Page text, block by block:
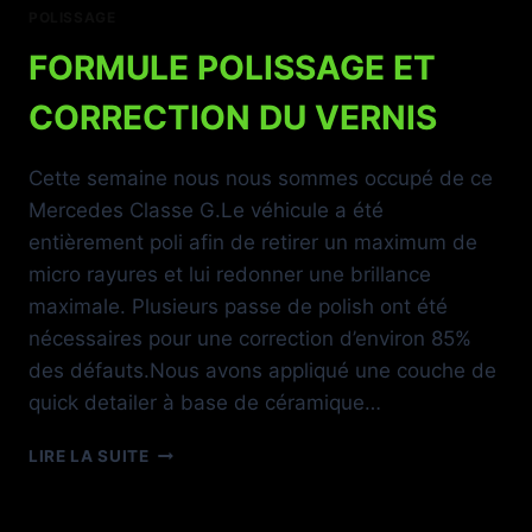
FORMULE POLISSAGE ET
CORRECTION DU VERNIS
Cette semaine nous nous sommes occupé de ce
Mercedes Classe G.Le véhicule a été
entièrement poli afin de retirer un maximum de
micro rayures et lui redonner une brillance
maximale. Plusieurs passe de polish ont été
nécessaires pour une correction d’environ 85%
des défauts.Nous avons appliqué une couche de
quick detailer à base de céramique…
LIRE LA SUITEFORMULE